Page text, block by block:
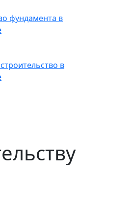
фундамента в
в